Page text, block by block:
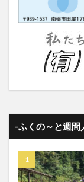
-ふくの～と週間